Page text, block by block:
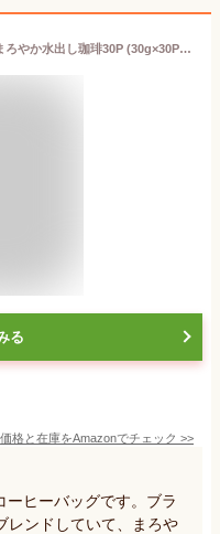
KEY COFFEE(キーコーヒー) 香味まろやか水出し珈琲30P (30g×30P)×1箱入 新パッケージ 新パッケージ
る
価格と在庫をAmazonでチェック >>
ーヒーバッグです。ブラ
レンドしていて、まろや